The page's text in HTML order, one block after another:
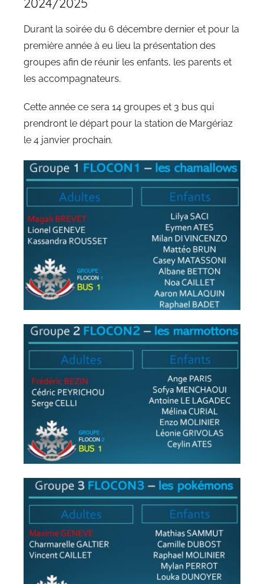
Durant la soirée du 6 décembre dernier et pour la
première année à eu lieu la présentation des
groupes afin de réunir les enfants, les parents et
les accompagnateurs.
Cette année ce sera 14 groupes et 3 bus qui
prendront le départ pour la station de Margériaz
le 4 janvier prochain.